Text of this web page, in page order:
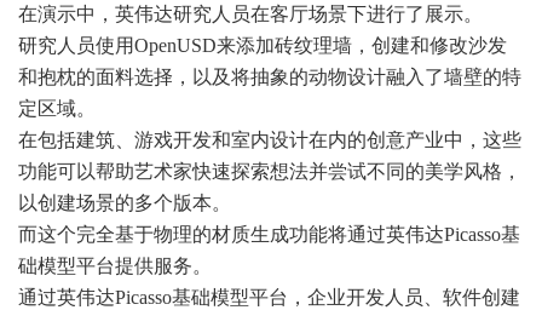
在演示中，英伟达研究人员在客厅场景下进行了展示。
研究人员使用OpenUSD来添加砖纹理墙，创建和修改沙发
和抱枕的面料选择，以及将抽象的动物设计融入了墙壁的特
定区域。
在包括建筑、游戏开发和室内设计在内的创意产业中，这些
功能可以帮助艺术家快速探索想法并尝试不同的美学风格，
以创建场景的多个版本。
而这个完全基于物理的材质生成功能将通过英伟达Picasso基
础模型平台提供服务。
通过英伟达Picasso基础模型平台，企业开发人员、软件创建